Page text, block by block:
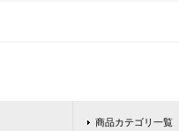
商品カテゴリ一覧